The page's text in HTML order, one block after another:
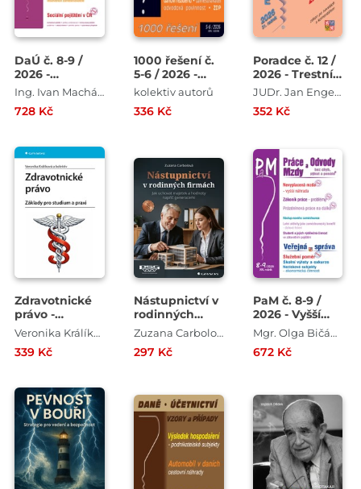
DaÚ č. 8-9 /
2026 -
Zaměstnanecké
benefity a
DPH
Ing. Ivan Macháček , Ing. Pavel Novák , Ing. Václav Benda , Ing. Antonín Daněk , Ing. Martin Děrgel
728 Kč
1000 řešení č.
5-6 / 2026 -
ZDP po
kolektiv autorů
336 Kč
Poradce č. 12 /
2026 - Trestní
zákoník po
komentářem
JUDr. Jan Engelmann , JUDr. Antonín Draštík
352 Kč
Zdravotnické
právo -
Základy pro
studium a
praxi
Veronika Králíková
339 Kč
Nástupnictví v
rodinných
firmách - Jak
uchovat
majetek a
generacemi
Zuzana Carbolová
297 Kč
PaM č. 8-9 /
2026 - Vyšší
náhrada za
nevyplacenou
mzdu
Mgr. Olga Bičáková , Richard W. Fetter , JUDr. Jana Drexlerová , JUDr. Ladislav Jouza , JUDr. Eva Dandová
672 Kč